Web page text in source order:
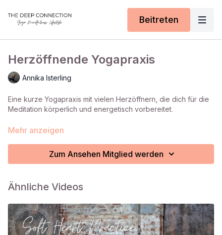
Beitreten
Herzöffnende Yogapraxis
Annika Isterling
Eine kurze Yogapraxis mit vielen Herzöffnern, die dich für die
Meditation körperlich und energetisch vorbereitet.
(Sonnenblume, Seitliche Neigung, Katze-Kuh, Anahata Asana)
Mehr anzeigen
Zum Ansehen Mitglied werden
Ähnliche Videos